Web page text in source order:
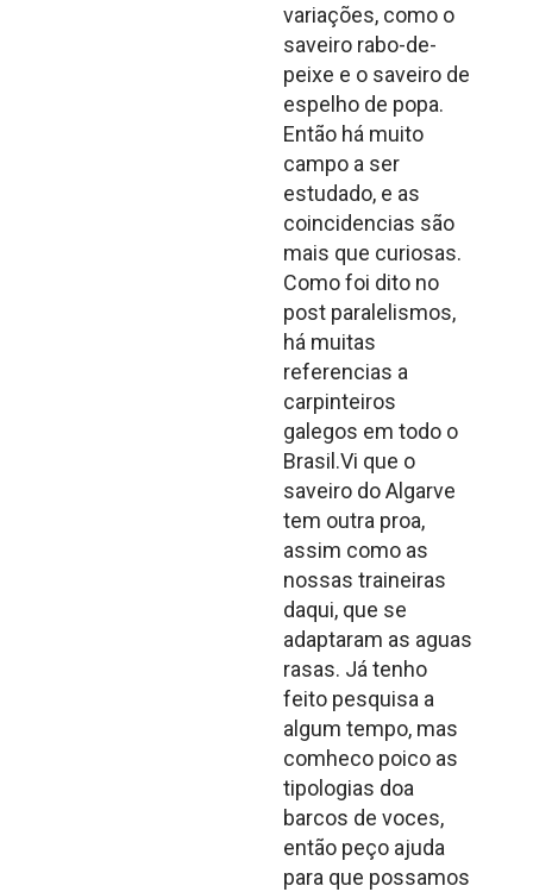
variações, como o
saveiro rabo-de-
peixe e o saveiro de
espelho de popa.
Então há muito
campo a ser
estudado, e as
coincidencias são
mais que curiosas.
Como foi dito no
post paralelismos,
há muitas
referencias a
carpinteiros
galegos em todo o
Brasil.Vi que o
saveiro do Algarve
tem outra proa,
assim como as
nossas traineiras
daqui, que se
adaptaram as aguas
rasas. Já tenho
feito pesquisa a
algum tempo, mas
comheco poico as
tipologias doa
barcos de voces,
então peço ajuda
para que possamos